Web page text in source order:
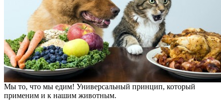
Мы то, что мы едим! Универсальный принцип, который
применим и к нашим животным.